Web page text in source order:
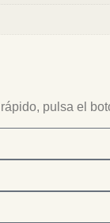
pulsa el